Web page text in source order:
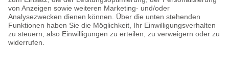
Unsere Prüfsiegel